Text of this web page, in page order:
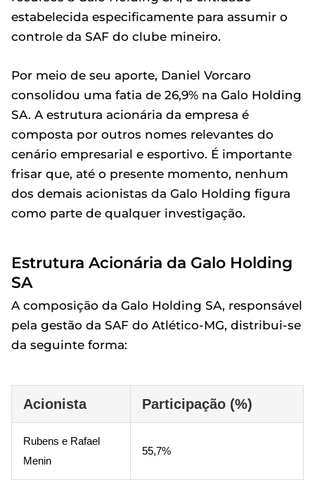
estabelecida especificamente para assumir o
controle da SAF do clube mineiro.
Por meio de seu aporte, Daniel Vorcaro
consolidou uma fatia de 26,9% na Galo Holding
SA. A estrutura acionária da empresa é
composta por outros nomes relevantes do
cenário empresarial e esportivo. É importante
frisar que, até o presente momento, nenhum
dos demais acionistas da Galo Holding figura
como parte de qualquer investigação.
Estrutura Acionária da Galo Holding
SA
A composição da Galo Holding SA, responsável
pela gestão da SAF do Atlético-MG, distribui-se
da seguinte forma:
Acionista Participação (%)
Rubens e Rafael
Menin
55,7%